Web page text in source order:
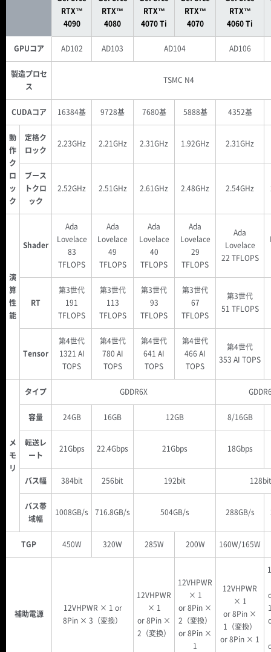
RTX™
4090
RTX™
4080
RTX™
4070 Ti
RTX™
4070
RTX™
4060 Ti
GPUコア AD102 AD103 AD104 AD106
製造プロセ
ス
TSMC N4
CUDAコア 16384基 9728基 7680基 5888基 4352基
動
作
ク
ロ
ッ
ク
定格ク
ロック
2.23GHz 2.21GHz 2.31GHz 1.92GHz 2.31GHz
ブース
トクロ
ック
2.52GHz 2.51GHz 2.61GHz 2.48GHz 2.54GHz
演
算
性
能
Shader
Ada
Lovelace
83
TFLOPS
Ada
Lovelace
49
TFLOPS
Ada
Lovelace
40
TFLOPS
Ada
Lovelace
29
TFLOPS
Ada
Lovelace
22 TFLOPS
RT
第3世代
191
TFLOPS
第3世代
113
TFLOPS
第3世代
93
TFLOPS
第3世代
67
TFLOPS
第3世代
51 TFLOPS
Tensor
第4世代
1321 AI
TOPS
第4世代
780 AI
TOPS
第4世代
641 AI
TOPS
第4世代
466 AI
TOPS
第4世代
353 AI TOPS
メ
モ
リ
タイプ GDDR6X
容量 24GB 16GB 12GB 8/16GB
転送レ
ート
21Gbps 22.4Gbps 21Gbps 18Gbps
バス幅 384bit 256bit 192bit 128bit
バス帯
域幅
1008GB/s 716.8GB/s 504GB/s 288GB/s
TGP 450W 320W 285W 200W 160W/165W
補助電源
12VHPWR × 1 or
8Pin × 3（変換）
12VHPWR
× 1
or 8Pin ×
2（変換）
12VHPWR
× 1
or 8Pin ×
2（変換）
or 8Pin ×
1
12VHPWR
× 1
or 8Pin ×
1（変換）
or 8Pin × 1